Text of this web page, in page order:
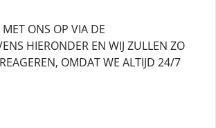
ONS OP VIA DE
HIERONDER EN WIJ ZULLEN ZO
OMDAT WE ALTIJD 24/7